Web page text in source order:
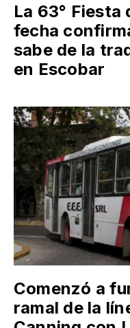
La 63° Fiesta
fecha
sabe de la
en Escobar
Comenzó a
ramal de la